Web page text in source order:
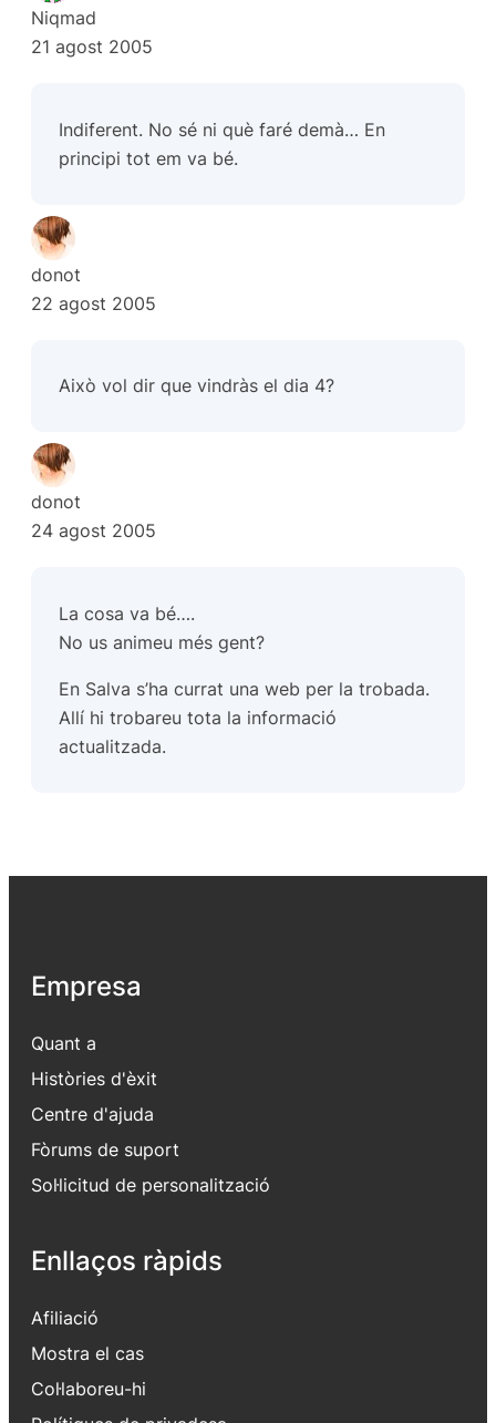
Niqmad
21 agost 2005
Indiferent. No sé ni què faré demà… En
principi tot em va bé.
donot
22 agost 2005
Això vol dir que vindràs el dia 4?
donot
24 agost 2005
La cosa va bé….
No us animeu més gent?
En Salva s’ha currat unaweb per la trobada.
Allí hi trobareu tota la informació
actualitzada.
Empresa
Quant a
Històries d'èxit
Centre d'ajuda
Fòrums de suport
Sol·licitud de personalització
Enllaços ràpids
Afiliació
Mostra el cas
Col·laboreu-hi